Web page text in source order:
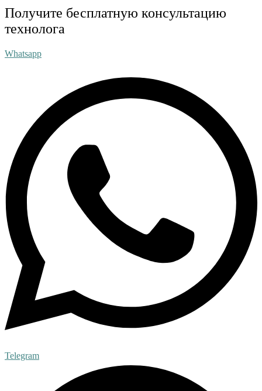
Получите бесплатную консультацию
технолога
Whatsapp
Telegram